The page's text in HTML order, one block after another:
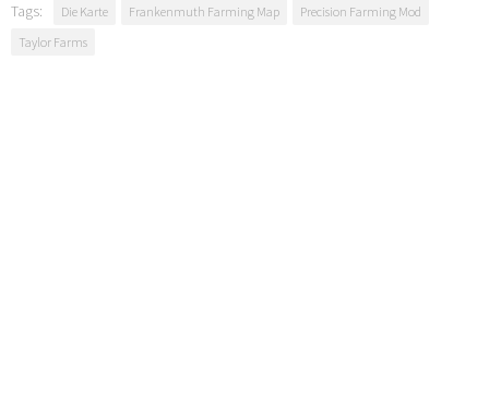
Tags: Die Karte Frankenmuth Farming Map
Precision Farming Mod
Taylor Farms